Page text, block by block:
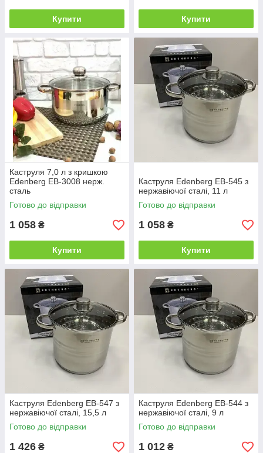
Купити Купити
Каструля 7,0 л з кришкою
Edenberg EB-3008 нерж.
сталь
Готово до відправки
1 058 ₴
Купити
Каструля Edenberg EB-545 з
нержавіючої сталі, 11 л
Готово до відправки
1 058 ₴
Купити
Каструля Edenberg EB-547 з
нержавіючої сталі, 15,5 л
Готово до відправки
1 426 ₴
Каструля Edenberg EB-544 з
нержавіючої сталі, 9 л
Готово до відправки
1 012 ₴